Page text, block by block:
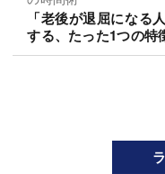
「老後が退屈になる
する、たった1つの特